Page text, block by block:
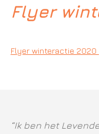
Flyer
Flyer winteractie 2020
“Ik ben het